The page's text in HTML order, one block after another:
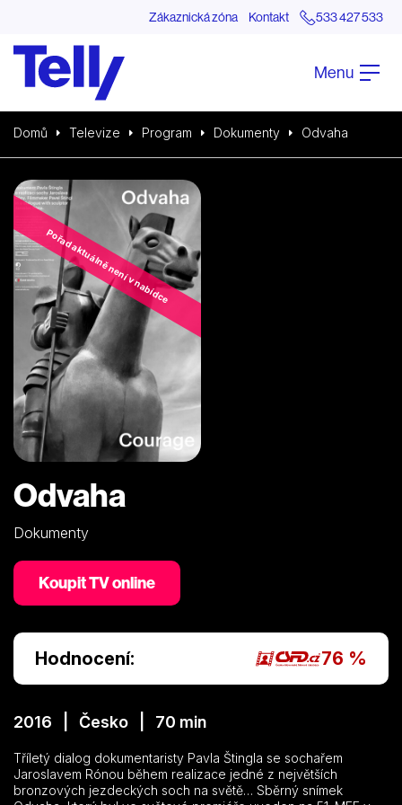
Zákaznická zóna Kontakt 533 427 533
Menu
Domů Televize Program Dokumenty Odvaha
Pořad aktuálně není v nabídce
Odvaha
Dokumenty
Koupit TV online
Hodnocení: 76 %
2016 | Česko | 70 min
Tříletý dialog dokumentaristy Pavla Štingla se sochařem
Jaroslavem Rónou během realizace jedné z největších
bronzových jezdeckých soch na světě… Sběrný snímek